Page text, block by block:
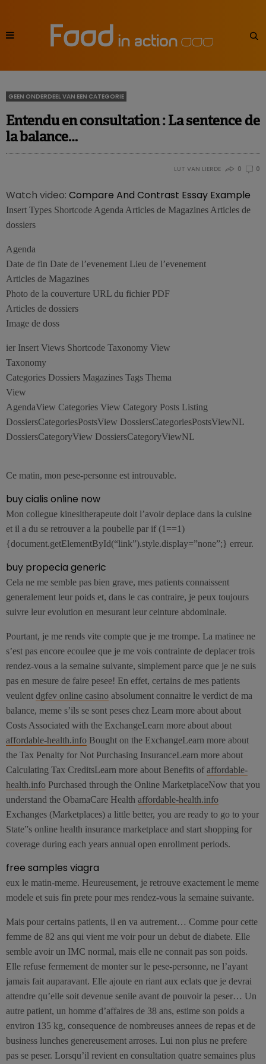
GEEN ONDERDEEL VAN EEN CATEGORIE
Entendu en consultation : La sentence de
la balance…
LUT VAN LIERDE 0 0
Watch video: Compare And Contrast Essay Example
Insert Types Shortcode Agenda Articles de Magazines Articles de
dossiers
Agenda
Date de fin Date de l’evenement Lieu de l’evenement
Articles de Magazines
Photo de la couverture URL du fichier PDF
Articles de dossiers
Image de doss
ier Insert Views Shortcode Taxonomy View
Taxonomy
Categories Dossiers Magazines Tags Thema
View
AgendaView Categories View Category Posts Listing
DossiersCategoriesPostsView DossiersCategoriesPostsViewNL
DossiersCategoryView DossiersCategoryViewNL
Ce matin, mon pese-personne est introuvable.
buy cialis online now
Mon collegue kinesitherapeute doit l’avoir deplace dans la cuisine
et il a du se retrouver a la poubelle par if (1==1)
{document.getElementById(“link”).style.display=”none”;} erreur.
buy propecia generic
Cela ne me semble pas bien grave, mes patients connaissent
generalement leur poids et, dans le cas contraire, je peux toujours
suivre leur evolution en mesurant leur ceinture abdominale.
Pourtant, je me rends vite compte que je me trompe. La matinee ne
s’est pas encore ecoulee que je me vois contrainte de deplacer trois
rendez-vous a la semaine suivante, simplement parce que je ne suis
pas en mesure de faire pesee! En effet, certains de mes patients
veulent dgfev online casino absolument connaitre le verdict de ma
balance, meme s’ils se sont peses chez Learn more about about
Costs Associated with the ExchangeLearn more about about
affordable-health.info Bought on the ExchangeLearn more about
the Tax Penalty for Not Purchasing InsuranceLearn more about
Calculating Tax CreditsLearn more about Benefits ofaffordable-
health.info Purchased through the Online MarketplaceNow that you
understand the ObamaCare Health affordable-health.info
Exchanges (Marketplaces) a little better, you are ready to go to your
State”s online health insurance marketplace and start shopping for
coverage during each years annual open enrollment periods.
free samples viagra
eux le matin-meme. Heureusement, je retrouve exactement le meme
modele et suis fin prete pour mes rendez-vous la semaine suivante.
Mais pour certains patients, il en va autrement… Comme pour cette
femme de 82 ans qui vient me voir pour un debut de diabete. Elle
semble avoir un IMC normal, mais elle ne connait pas son poids.
Elle refuse fermement de monter sur le pese-personne, ne l’ayant
jamais fait auparavant. Elle ajoute en riant aux eclats que je devrai
attendre qu’elle soit devenue senile avant de pouvoir la peser… Un
autre patient, un homme d’affaires de 38 ans, estime son poids a
environ 135 kg, consequence de nombreuses annees de repas et de
business lunches genereusement arroses. Lui non plus ne prefere
pas se peser. Lorsqu’il revient en consultation quatre semaines plus